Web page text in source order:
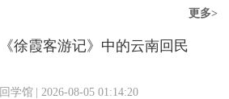
更多>
《徐霞客游记》中的云南回民
回学馆 | 2026-08-05 01:14:20